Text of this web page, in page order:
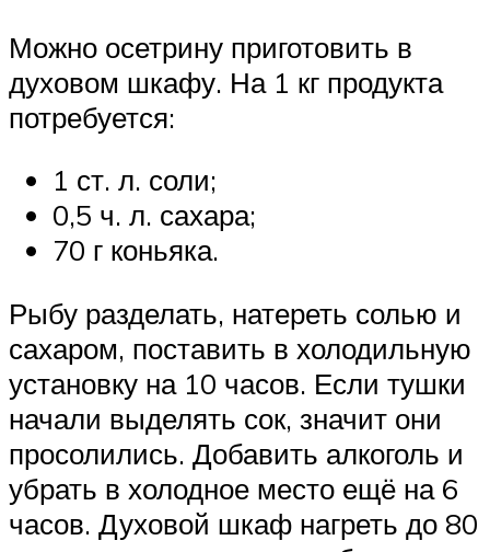
Можно осетрину приготовить в
духовом шкафу. На 1 кг продукта
потребуется:
1 ст. л. соли;
0,5 ч. л. сахара;
70 г коньяка.
Рыбу разделать, натереть солью и
сахаром, поставить в холодильную
установку на 10 часов. Если тушки
начали выделять сок, значит они
просолились. Добавить алкоголь и
убрать в холодное место ещё на 6
часов. Духовой шкаф нагреть до 80